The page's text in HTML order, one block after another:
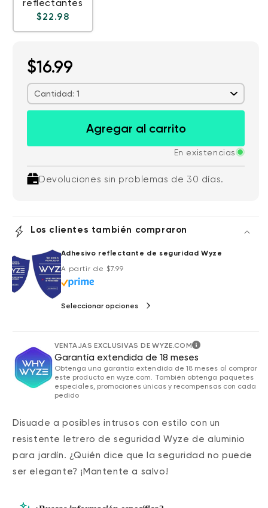
reflectantes
Precio habitual
$22.98
$16.99
Cantidad: 1
Agregar al carrito
En existencias
Devoluciones sin problemas de 30 días.
Los clientes también compraron
Adhesivo reflectante de seguridad Wyze
Precio habitual
A partir de $7.99
Seleccionar opciones
VENTAJAS EXCLUSIVAS DE WYZE.COM
Garantía extendida de 18 meses
Obtenga una garantía extendida de 18 meses al comprar
este producto en wyze.com. También obtenga paquetes
especiales, promociones únicas y recompensas con cada
pedido
Disuade a posibles intrusos con estilo con un
resistente letrero de seguridad Wyze de aluminio
para jardín. ¿Quién dice que la seguridad no puede
ser elegante? ¡Mantente a salvo!